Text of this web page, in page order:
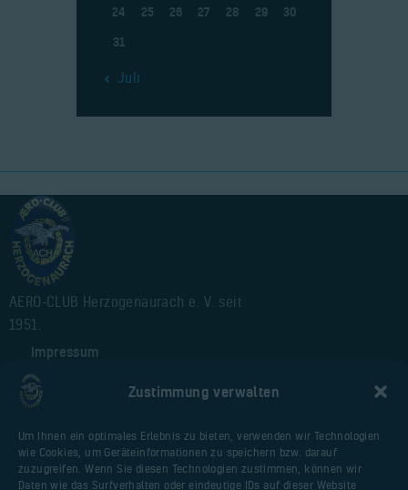
Zustimmung verwalten
Um Ihnen ein optimales Erlebnis zu bieten, verwenden wir Technologien
wie Cookies, um Geräteinformationen zu speichern bzw. darauf
zuzugreifen. Wenn Sie diesen Technologien zustimmen, können wir
Daten wie das Surfverhalten oder eindeutige IDs auf dieser Website
24
25 26 27 28 29
30
31
« Juli
AERO-CLUB Herzogenaurach e. V. seit
1951.
Impressum
Alte Webseite
Nützliche Seiten